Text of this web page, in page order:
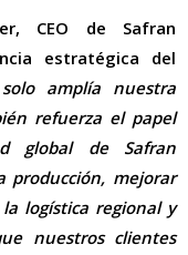
CEO de Safran
estratégica del
amplía nuestra
refuerza el papel
global de Safran
producción, mejorar
logística regional y
nuestros clientes